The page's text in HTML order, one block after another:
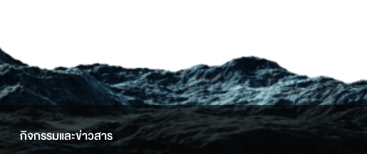
กิจกรรมและข่าวสาร